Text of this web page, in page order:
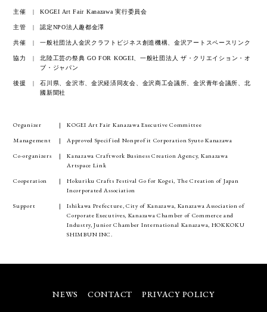
主催 KOGEI Art Fair Kanazawa 実行委員会
主管 認定NPO法人趣都金澤
共催 一般社団法人金沢クラフトビジネス創造機構、金沢アートスペースリンク
協力
北陸工芸の祭典 GO FOR KOGEI、一般社団法人 ザ・クリエイション・オ
ブ・ジャパン
後援
石川県、金沢市、金沢経済同友会、金沢商工会議所、金沢青年会議所、北
國新聞社
Organizer
KOGEI Art Fair Kanazawa Executive Committee
Management
Approved Specified Nonprofit Corporation Syuto Kanazawa
Co-organizers
Kanazawa Craftwork Business Creation Agency, Kanazawa
Artspace Link
Cooperation
Hokuriku Crafts Festival Go for Kogei, The Creation of Japan
Incorporated Association
Support
Ishikawa Prefecture, City of Kanazawa, Kanazawa Association of
Corporate Executives, Kanazawa Chamber of Commerce and
Industry, Junior Chamber International Kanazawa, HOKKOKU
SHIMBUN INC.
NEWS CONTACT PRIVACY POLICY